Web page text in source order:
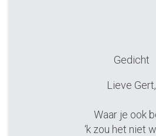
Gedicht
Lieve Gert,
Waar je ook
‘k zou het niet